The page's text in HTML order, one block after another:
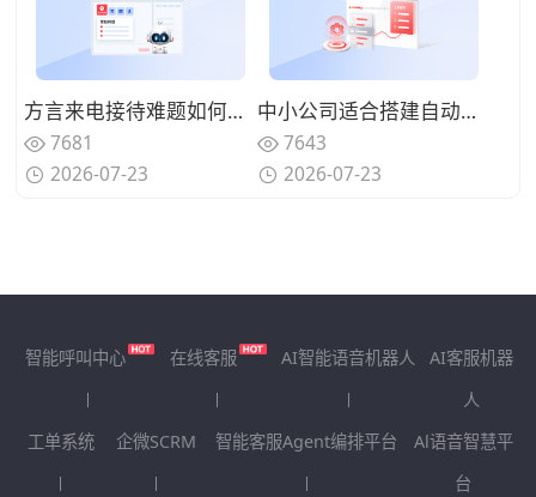
方言来电接待难题如何解决？具备方言识别能力的AI语音机器人怎么筛选？
7681
2026-07-23
中小公司适合搭建自动化呼叫体系吗？轻量化AI语音机器人怎么落地？
7643
2026-07-23
智能呼叫中心 在线客服 AI智能语音机器人
AI客服机器
人
工单系统
企微SCRM 智能客服Agent编排平台
Al语音智慧平
台